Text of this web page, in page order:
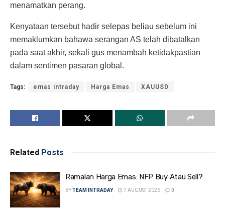
menamatkan perang.
Kenyataan tersebut hadir selepas beliau sebelum ini
memaklumkan bahawa serangan AS telah dibatalkan
pada saat akhir, sekali gus menambah ketidakpastian
dalam sentimen pasaran global.
Tags: emas intraday Harga Emas XAUUSD
Related Posts
Ramalan Harga Emas: NFP Buy Atau Sell?
BYTEAM INTRADAY 7 AUGUST 2026 0